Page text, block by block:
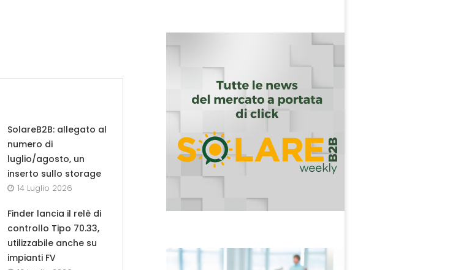
SolareB2B: allegato al
numero di
luglio/agosto, un
inserto sullo storage
14 Luglio 2026
Finder lancia il relè di
controllo Tipo 70.33,
utilizzabile anche su
impianti FV